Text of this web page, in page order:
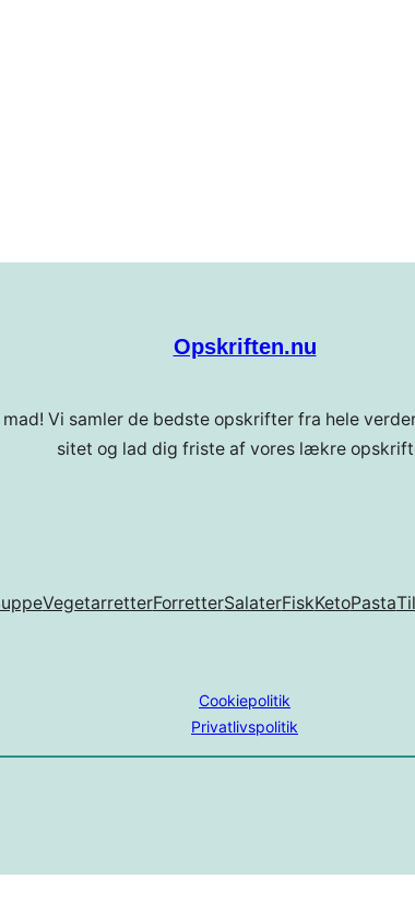
Opskriften.nu
Vi samler de bedste opskrifter fra hele
sitet og lad dig friste af vores lækre
VegetarretterForretterSalaterFiskKetoPasta
Cookiepolitik
Privatlivspolitik